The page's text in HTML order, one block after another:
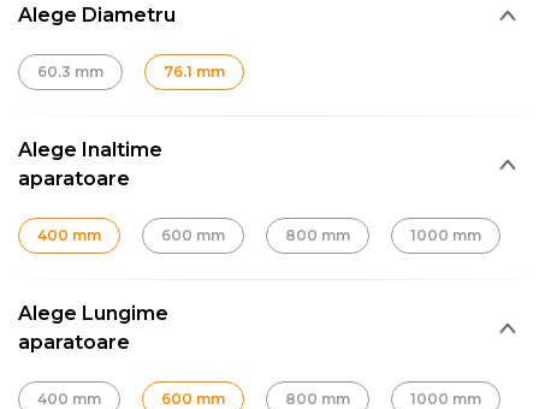
Alege Diametru
60.3 mm 76.1 mm
Alege Inaltime
aparatoare
400 mm 600 mm 800 mm 1000 mm
Alege Lungime
aparatoare
400 mm 600 mm 800 mm 1000 mm